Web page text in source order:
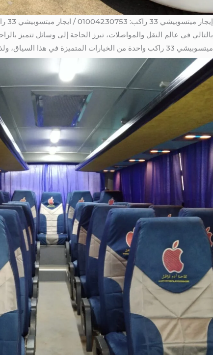
إيجار ميتسوبيشي 33 راكب: 01004230753 / ايجار ميتسوبيشي 33 راكب الي دهب
بالتالي في عالم النقل والمواصلات، تبرز الحاجة إلى وسائل تتميز
ميتسوبيشي 33 راكب واحدة من الخيارات المتميزة في هذا السياق، ولذلك حيث تجمع بين الأداء القوي والتصميم الملائم للاحتياجات الجماعية.